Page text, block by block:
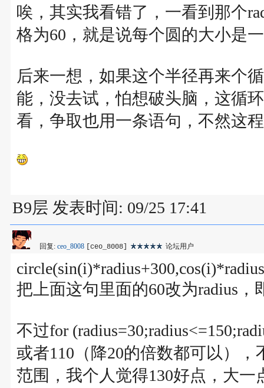
唉，其实我看错了，一看到那个
格为60，就是说每个圆的大小是
后来一想，如果这个半径再来个
能，没去试，怕想破头脑，这循
看，争取也用一条语句，不然这
B9层 发表时间: 09/25 17:41
回复: ceo_8008 [ceo_8008] 论坛用户
把上面这句里面的60改为radius
不过for
或者110（降20的倍数都可以）
范围，我个人觉得130好点，大